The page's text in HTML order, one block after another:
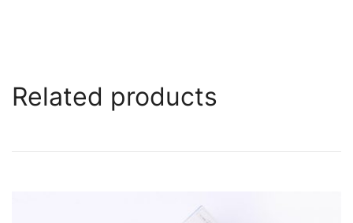
Related products